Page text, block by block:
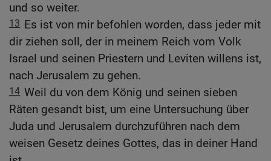
und so weiter.
13 Es ist von mir befohlen worden, dass jeder mit
dir ziehen soll, der in meinem Reich vom Volk
Israel und seinen Priestern und Leviten willens ist,
nach Jerusalem zu gehen.
14 Weil du von dem König und seinen sieben
Räten gesandt bist, um eine Untersuchung über
Juda und Jerusalem durchzuführen nach dem
weisen Gesetz deines Gottes, das in deiner Hand